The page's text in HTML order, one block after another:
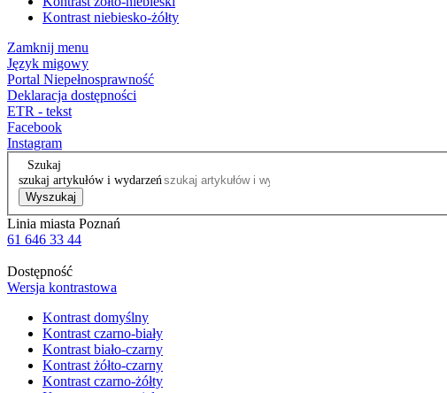
Kontrast niebiesko-żółty
Zamknij menu
Język migowy
Portal Niepełnosprawność
Deklaracja dostępności
ETR - tekst
Facebook
Instagram
Szukaj
szukaj artykułów i wydarzeń
Wyszukaj
Linia miasta Poznań
61 646 33 44
Dostępność
Wersja kontrastowa
Kontrast domyślny
Kontrast czarno-biały
Kontrast biało-czarny
Kontrast żółto-czarny
Kontrast czarno-żółty